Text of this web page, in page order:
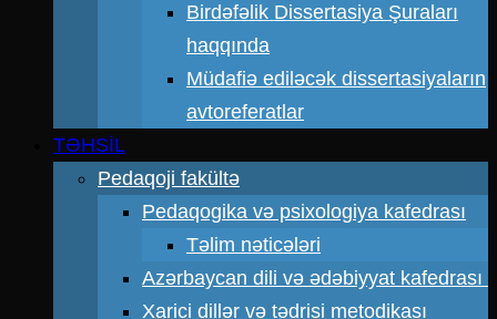
Birdəfəlik Dissertasiya Şuraları
haqqında
Müdafiə ediləcək dissertasiyaların
avtoreferatlar
TƏHSİL
Pedaqoji fakültə
Pedaqogika və psixologiya kafedrası
Təlim nəticələri
Azərbaycan dili və ədəbiyyat kafedrası
Xarici dillər və tədrisi metodikası